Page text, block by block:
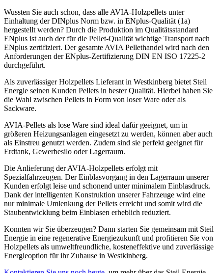
Wussten Sie auch schon, dass alle AVIA-Holzpellets unter
Einhaltung der DINplus Norm bzw. in ENplus-Qualität (1a)
hergestellt werden? Durch die Produktion im Qualitätsstandard
ENplus ist auch der für die Pellet-Qualität wichtige Transport nach
ENplus zertifiziert. Der gesamte AVIA Pellethandel wird nach den
Anforderungen der ENplus-Zertifizierung DIN EN ISO 17225-2
durchgeführt.
Als zuverlässiger Holzpellets Lieferant in Westkinberg bietet Steil
Energie seinen Kunden Pellets in bester Qualität. Hierbei haben Sie
die Wahl zwischen Pellets in Form von loser Ware oder als
Sackware.
AVIA-Pellets als lose Ware sind ideal dafür geeignet, um in
größeren Heizungsanlagen eingesetzt zu werden, können aber auch
als Einstreu genutzt werden. Zudem sind sie perfekt geeignet für
Erdtank, Gewerbesilo oder Lagerraum.
Die Anlieferung der AVIA-Holzpellets erfolgt mit
Spezialfahrzeugen. Der Einblasvorgang in den Lagerraum unserer
Kunden erfolgt leise und schonend unter minimalem Einblasdruck.
Dank der intelligenten Konstruktion unserer Fahrzeuge wird eine
nur minimale Umlenkung der Pellets erreicht und somit wird die
Staubentwicklung beim Einblasen erheblich reduziert.
Konnten wir Sie überzeugen? Dann starten Sie gemeinsam mit Steil
Energie in eine regenerative Energiezukunft und profitieren Sie von
Holzpellets als umweltfreundliche, kosteneffektive und zuverlässige
Energieoption für ihr Zuhause in Westkinberg.